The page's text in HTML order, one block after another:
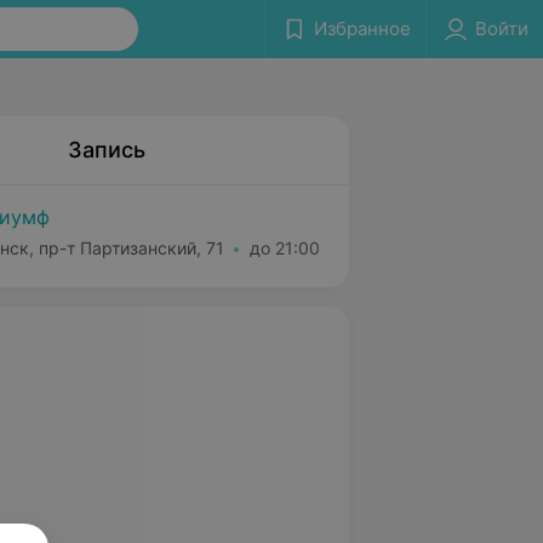
Избранное Войти
Запись
пр-т Партизанский, 71 до 21:00